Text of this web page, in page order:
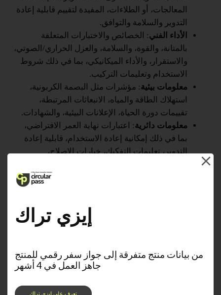
المعالجات، أو الطلاءات، المفيدة لتقييم قابلية إعادة
التدوير والسلامة والتوافق.
الأداء الفني: الخصائص والاختبارات المتعلقة
بالمتانة، والقوة، والسلامة، والعزل الحراري/الصوتي،
والاستقرار، والأداء الميكانيكي، بما في ذلك شروط
الاستخدام وتعليمات التركيب.
معلومات بيئية: مؤشرات مثل البصمة الكربونية،
استهلاك الطاقة والمياه، الانبعاثات المرتبطة،
تقييمات دورة الحياة، الإعلانات البيئية، والشهادات.
معلومات دائرية: اعتبارات نهاية العمر الافتراضي،
بما في ذلك إمكانية إعادة الاستخدام، قابلية إعادة
التدوير، تعليمات التفكيك، خيارات الإصلاح،
الشهادات، علامة CE، إعلانات
المطابقة، الأدلة، الضمانات، وأي دليل يثبت الامتثال
: سجل الأحداث طوال دورة حياتها:
التصنيع، النقل، التسليم، التركيب، الصيانة، الإصلاح،
إيزي تراك
من بيانات منتج متفرقة إلى جواز سفر رقمي للمنتج
جاهز العمل في 4 أشهر
تعرف على ايزي تراك